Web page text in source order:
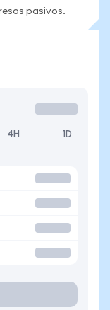
pasivos.
4H 1D